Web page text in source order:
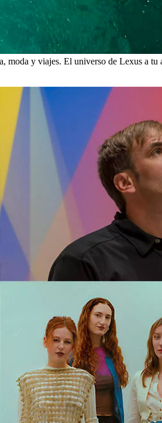
moda y viajes. El universo de Lexus a tu